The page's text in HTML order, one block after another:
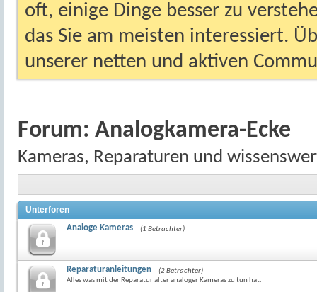
oft, einige Dinge besser zu
das Sie am meisten interessiert.
unserer netten und aktiven
Forum: Analogkamera-Ecke
Kameras, Reparaturen und
Unterforen
Analoge Kameras (1 Betrachter)
Reparaturanleitungen
(2 Betrachter)
Alles was mit der Reparatur alter analoger Kameras zu tun hat.